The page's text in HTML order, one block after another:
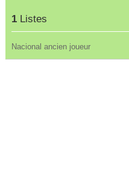
1Listes
Nacional ancien joueur